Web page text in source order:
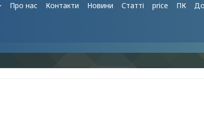
Про нас Контакти Новини Статті price ПК